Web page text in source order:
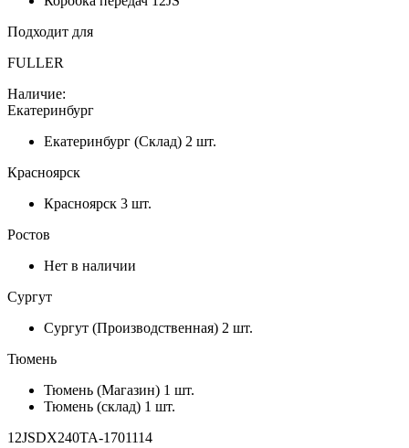
Подходит для
FULLER
Наличие:
Екатеринбург
Екатеринбург (Склад) 2 шт.
Красноярск
Красноярск 3 шт.
Ростов
Нет в наличии
Сургут
Сургут (Производственная) 2 шт.
Тюмень
Тюмень (Магазин) 1 шт.
Тюмень (склад) 1 шт.
12JSDX240TA-1701114